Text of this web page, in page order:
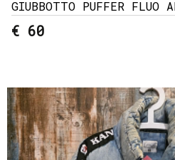
GIUBBOTTO PUFFER FLUO
€ 60